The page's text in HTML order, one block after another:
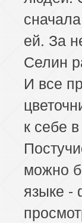
ей. За
Селин
И все
к себе
можно
языке -